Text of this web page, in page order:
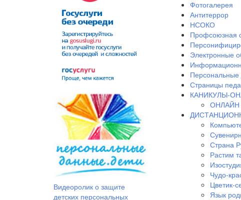
Видеоролик о защите
детских персональных
Фотогалерея
Антитеррор
НСОКО
Профсоюзная
Электронные
Страницы
КАНИКУЛЫ-
ОНЛАЙН
Страна
Растим
Чудо-
Цветик-
Язык